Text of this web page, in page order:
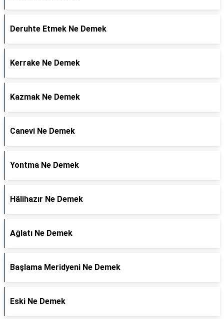
Deruhte Etmek Ne Demek
Kerrake Ne Demek
Kazmak Ne Demek
Canevi Ne Demek
Yontma Ne Demek
Hâlihazır Ne Demek
Ağlatı Ne Demek
Başlama Meridyeni Ne Demek
Eski Ne Demek